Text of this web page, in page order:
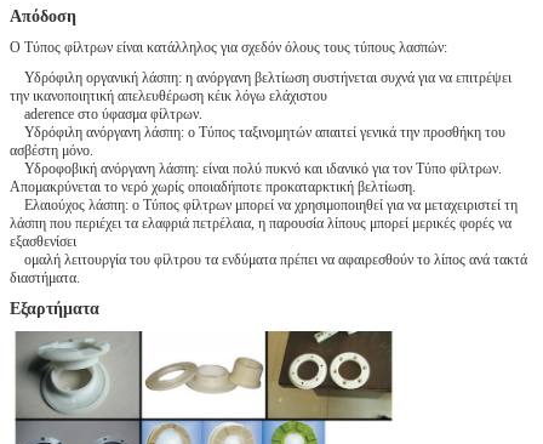
Απόδοση
Ο Τύπος φίλτρων είναι κατάλληλος για σχεδόν όλους τους τύπους λασπών:
Υδρόφιλη οργανική λάσπη: η ανόργανη βελτίωση συστήνεται συχνά για να επιτρέψει
την ικανοποιητική απελευθέρωση κέικ λόγω ελάχιστου
aderence στο ύφασμα φίλτρων.
Υδρόφιλη ανόργανη λάσπη: ο Τύπος ταξινομητών απαιτεί γενικά την προσθήκη του
ασβέστη μόνο.
Υδροφοβική ανόργανη λάσπη: είναι πολύ πυκνό και ιδανικό για τον Τύπο φίλτρων.
Απομακρύνεται το νερό χωρίς οποιαδήποτε προκαταρκτική βελτίωση.
Ελαιούχος λάσπη: ο Τύπος φίλτρων μπορεί να χρησιμοποιηθεί για να μεταχειριστεί τη
λάσπη που περιέχει τα ελαφριά πετρέλαια, η παρουσία λίπους μπορεί μερικές φορές να
εξασθενίσει
ομαλή λειτουργία του φίλτρου τα ενδύματα πρέπει να αφαιρεσθούν το λίπος ανά τακτά
διαστήματα.
Εξαρτήματα